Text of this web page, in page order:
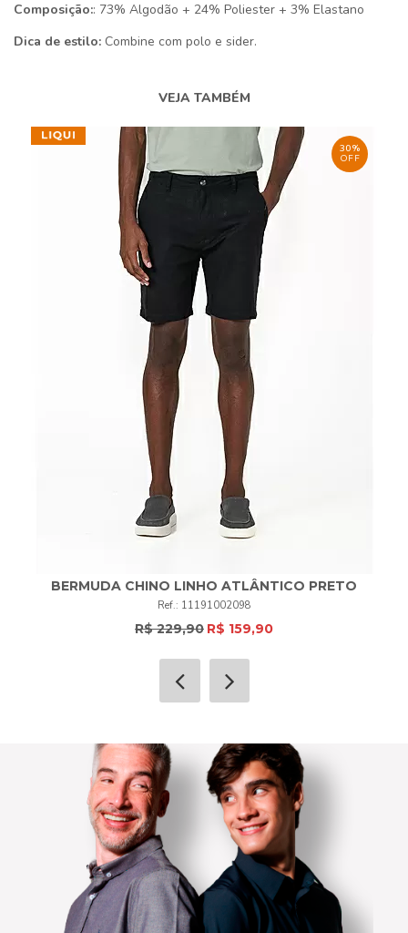
Composição:: 73% Algodão + 24% Poliester + 3% Elastano
Dica de estilo: Combine com polo e sider.
VEJA TAMBÉM
30%
OFF
BERMUDA CHINO LINHO ATLÂNTICO PRETO
11191002098
R$ 229,90 R$ 159,90